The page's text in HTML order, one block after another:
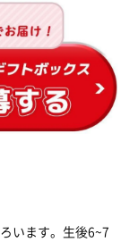
います。生後6~7